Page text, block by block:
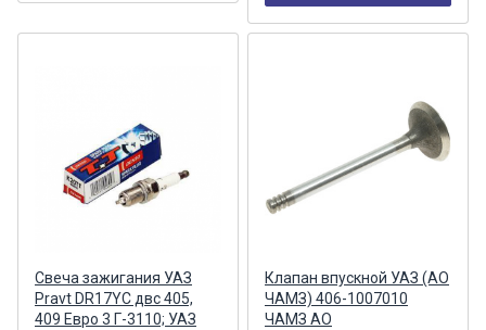
Свеча зажигания УАЗ
Pravt DR17YC двс 405,
409 Евро 3 Г-3110; УАЗ
Клапан впускной УАЗ (АО
ЧАМЗ) 406-1007010
ЧАМЗ АО